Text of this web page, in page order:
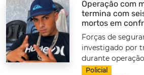
Operação com
termina com
mortos em
Forças de
investigado por
durante
Policial